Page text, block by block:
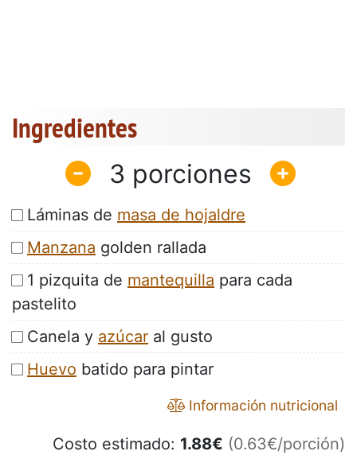
Ingredientes
3
Láminas de masa de hojaldre
Manzana golden rallada
1 pizquita de mantequilla para cada
pastelito
Canela y azúcar al gusto
Huevo batido para pintar
Información nutricional
Costo estimado: 1.88€ (0.63€/porción)